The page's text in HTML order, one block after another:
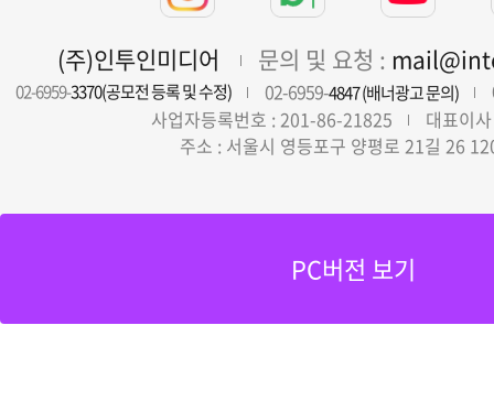
(주)인투인미디어 문의 및 요청 :
02-6959-3370(공모전 등록 및 수정) 02-6959-4847 (배너광고 문의)
사업자등록번호 : 201-86-21825
대표이
주소 : 서울시 영등포구 양평로 21길 26
PC버전 보기